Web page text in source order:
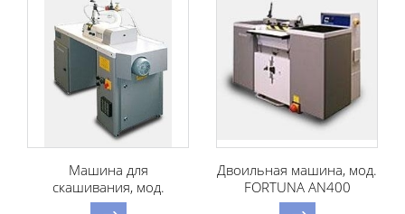
Машина для
скашивания, мод.
FORTUNA 34 VK
Двоильная машина, мод.
FORTUNA AN400